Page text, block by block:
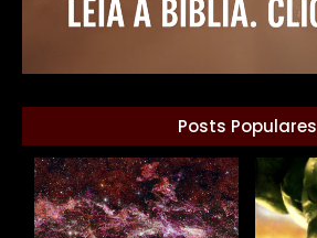
Posts Populares